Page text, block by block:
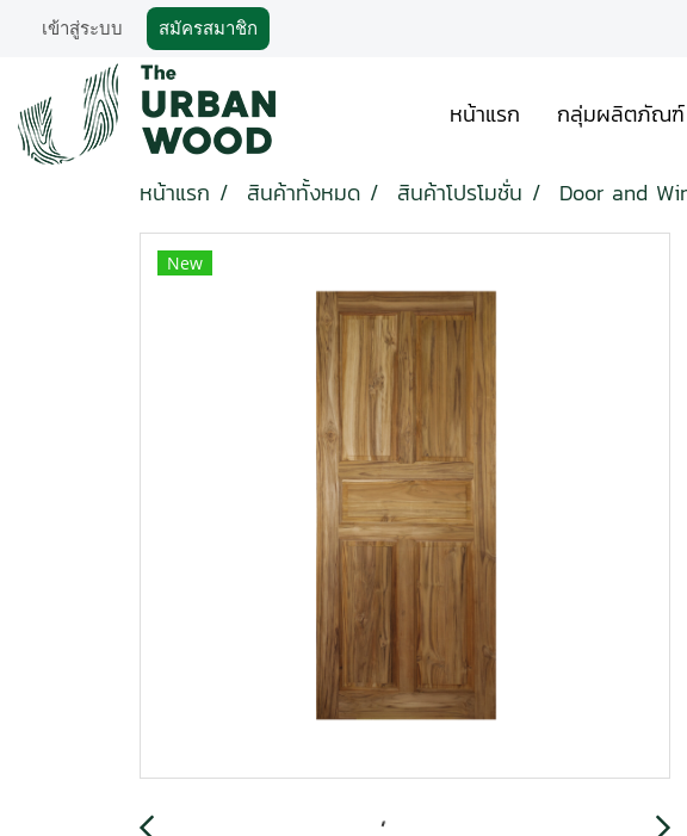
เข้าสู่ระบบ สมัครสมาชิก
หน้าแรก กลุ่มผลิตภัณฑ์
หน้าแรก สินค้าทั้งหมด สินค้าโปรโมชั่น Door and
New